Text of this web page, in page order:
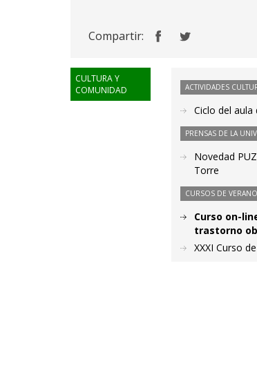
Compartir:
CULTURA Y
COMUNIDAD
ACTIVIDADES
Ciclo del aula
PRENSAS DE LA
Novedad
Torre
CURSOS DE VERANO
Curso on-
trastorno
XXXI Curso